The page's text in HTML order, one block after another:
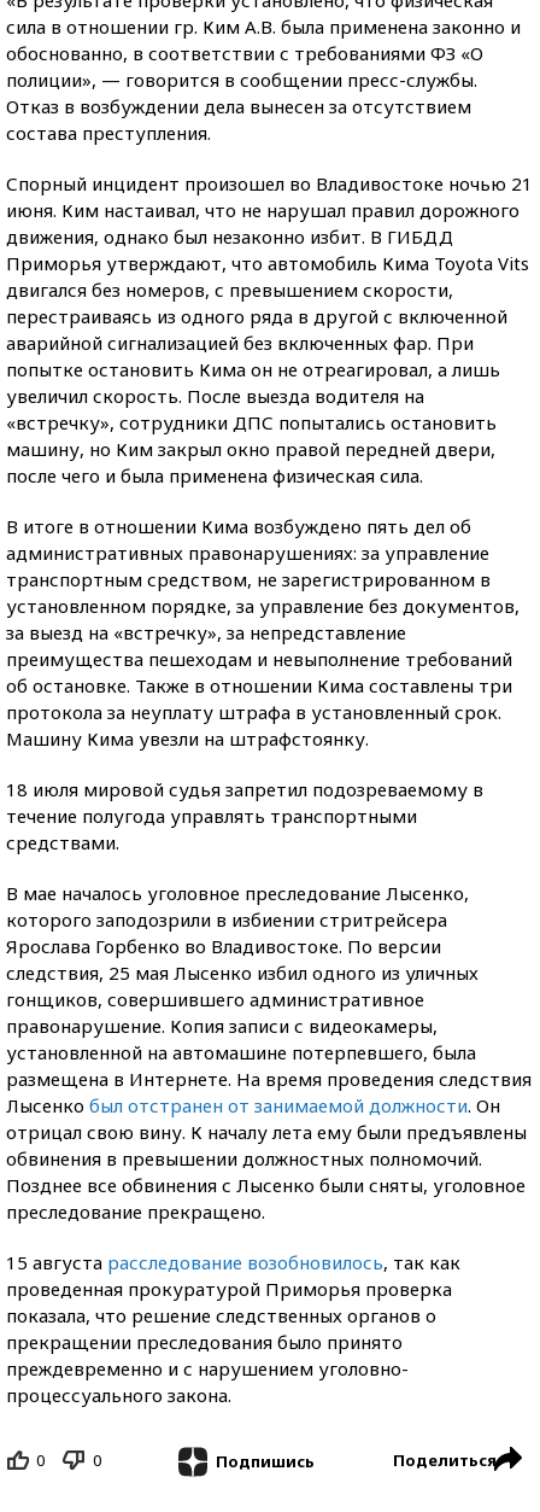
сила в отношении гр. Ким А.В. была применена законно и
обоснованно, в соответствии с требованиями ФЗ «О
полиции», — говорится в сообщении пресс-службы.
Отказ в возбуждении дела вынесен за отсутствием
состава преступления.
Спорный инцидент произошел во Владивостоке ночью 21
июня. Ким настаивал, что не нарушал правил дорожного
движения, однако был незаконно избит. В ГИБДД
Приморья утверждают, что автомобиль Кима Toyota Vits
двигался без номеров, с превышением скорости,
перестраиваясь из одного ряда в другой с включенной
аварийной сигнализацией без включенных фар. При
попытке остановить Кима он не отреагировал, а лишь
увеличил скорость. После выезда водителя на
«встречку», сотрудники ДПС попытались остановить
машину, но Ким закрыл окно правой передней двери,
после чего и была применена физическая сила.
В итоге в отношении Кима возбуждено пять дел об
административных правонарушениях: за управление
транспортным средством, не зарегистрированном в
установленном порядке, за управление без документов,
за выезд на «встречку», за непредставление
преимущества пешеходам и невыполнение требований
об остановке. Также в отношении Кима составлены три
протокола за неуплату штрафа в установленный срок.
Машину Кима увезли на штрафстоянку.
18 июля мировой судья запретил подозреваемому в
течение полугода управлять транспортными
средствами.
В мае началось уголовное преследование Лысенко,
которого заподозрили в избиении стритрейсера
Ярослава Горбенко во Владивостоке. По версии
следствия, 25 мая Лысенко избил одного из уличных
гонщиков, совершившего административное
правонарушение. Копия записи с видеокамеры,
установленной на автомашине потерпевшего, была
размещена в Интернете. На время проведения следствия
Лысенко был отстранен от занимаемой должности. Он
отрицал свою вину. К началу лета ему были предъявлены
обвинения в превышении должностных полномочий.
Позднее все обвинения с Лысенко были сняты, уголовное
преследование прекращено.
15 августа расследование возобновилось, так как
проведенная прокуратурой Приморья проверка
показала, что решение следственных органов о
прекращении преследования было принято
преждевременно и с нарушением уголовно-
процессуального закона.
0 0 Подпишись Поделиться